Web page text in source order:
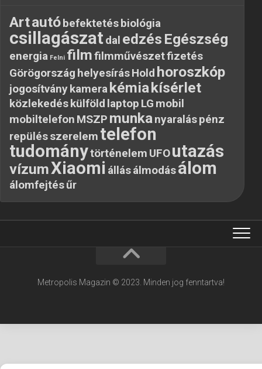
Artautóbefektetésbiológia
csillagászatdal edzés Egészség
energia Felni filmfilmművészetfizetés
Görögország helyesírásHold horoszkóp
jogosítványkamerakémiakísérlet
közlekedéskülföld laptop LG mobil
mobiltelefon MSZP munkanyaraláspénz
repülésszerelem telefon
tudománytörténelem UFOutazás
vízumXiaomi állásálmodásálom
álomfejtésűr
Metropolis Magazin © 2023. Minden jog fenntartva!